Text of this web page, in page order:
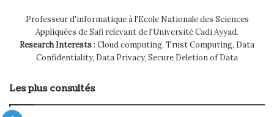
Professeur d'informatique à l'Ecole Nationale des Sciences
Appliquées de Safi relevant de l'Université Cadi Ayyad.
Research Interests: Cloud computing, Trust Computing, Data
Confidentiality, Data Privacy, Secure Deletion of Data
Les plus consultés